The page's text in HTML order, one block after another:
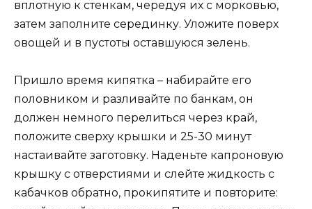
вплотную к стенкам, чередуя их с морковью,
затем заполните серединку. Уложите поверх
овощей и в пустоты оставшуюся зелень.
Пришло время кипятка – набирайте его
половником и разливайте по банкам, он
должен немного перелиться через край,
положите сверху крышки и 25-30 минут
настаивайте заготовку. Наденьте капроновую
крышку с отверстиями и слейте жидкость с
кабачков обратно, прокипятите и повторите: